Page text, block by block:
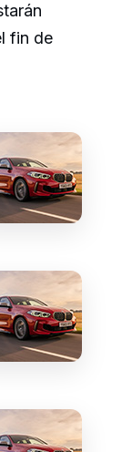
fin de